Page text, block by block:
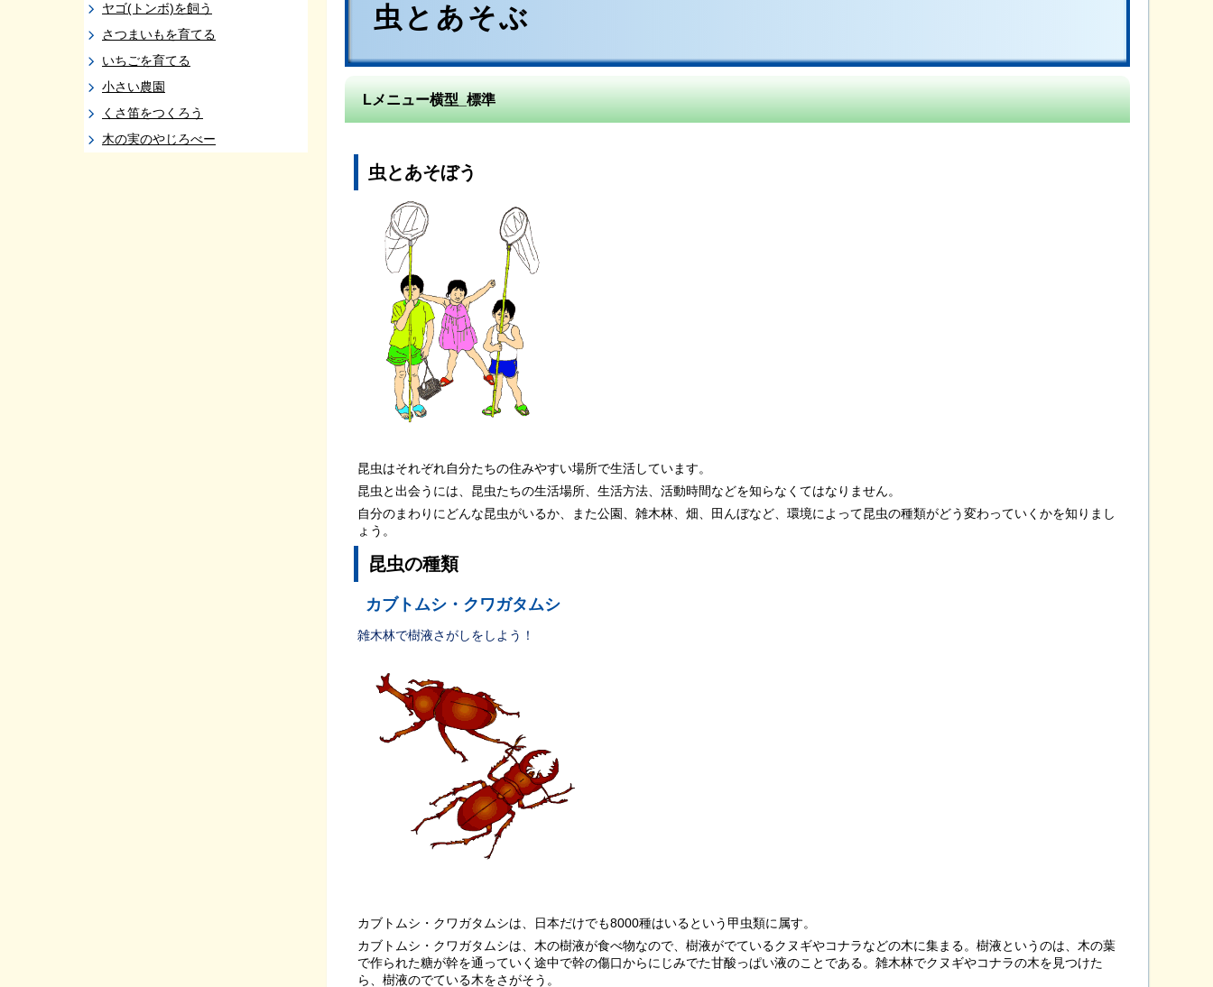
ヤゴ(トンボ)を飼う
さつまいもを育てる
いちごを育てる
小さい農園
くさ笛をつくろう
木の実のやじろべー
虫とあそぶ
Lメニュー横型_標準
虫とあそぼう
昆虫はそれぞれ自分たちの住みやすい場所で生活しています。
昆虫と出会うには、昆虫たちの生活場所、生活方法、活動時間などを知らなくてはなりません。
自分のまわりにどんな昆虫がいるか、また公園、雑木林、畑、田んぼなど、環境によって昆虫の種類がどう変わっていくかを知りまし
ょう。
昆虫の種類
カブトムシ・クワガタムシ
雑木林で樹液さがしをしよう！
カブトムシ・クワガタムシは、日本だけでも8000種はいるという甲虫類に属す。
カブトムシ・クワガタムシは、木の樹液が食べ物なので、樹液がでているクヌギやコナラなどの木に集まる。樹液というのは、木の葉
で作られた糖が幹を通っていく途中で幹の傷口からにじみでた甘酸っぱい液のことである。雑木林でクヌギやコナラの木を見つけた
ら、樹液のでている木をさがそう。